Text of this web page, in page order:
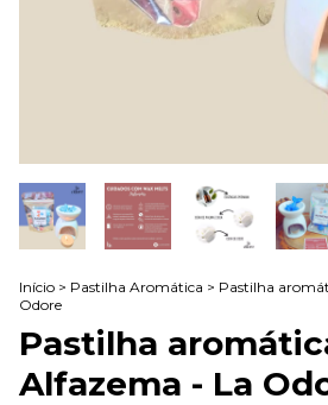
Início > Pastilha Aromática > Pastilha
Odore
Pastilha
Alfazema - La